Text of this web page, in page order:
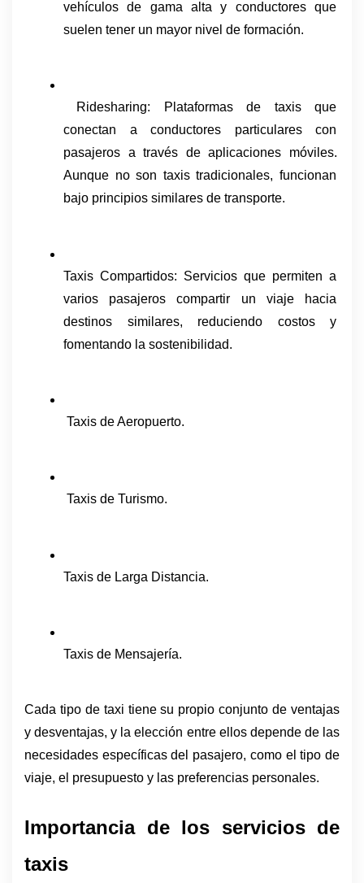
vehículos de gama alta y conductores que
suelen tener un mayor nivel de formación.
Ridesharing: Plataformas de taxis que
conectan a conductores particulares con
pasajeros a través de aplicaciones móviles.
Aunque no son taxis tradicionales, funcionan
bajo principios similares de transporte.
Taxis Compartidos: Servicios que permiten a
varios pasajeros compartir un viaje hacia
destinos similares, reduciendo costos y
fomentando la sostenibilidad.
Taxis de Aeropuerto.
Taxis de Turismo.
Taxis de Larga Distancia.
Taxis de Mensajería.
Cada tipo de taxi tiene su propio conjunto de ventajas
y desventajas, y la elección entre ellos depende de las
necesidades específicas del pasajero, como el tipo de
viaje, el presupuesto y las preferencias personales.
Importancia de los servicios de
taxis